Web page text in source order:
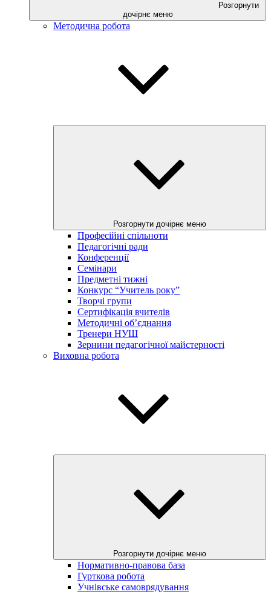
Розгорнути
дочірнє меню
Методична робота
Розгорнути дочірнє меню
Професійні спільноти
Педагогічні ради
Конференції
Семінари
Предметні тижні
Конкурс “Учитель року”
Творчі групи
Сертифікація вчителів
Методичні об’єднання
Тренери НУШ
Зернини педагогічної майстерності
Виховна робота
Розгорнути дочірнє меню
Нормативно-правова база
Гурткова робота
Учнівське самоврядування